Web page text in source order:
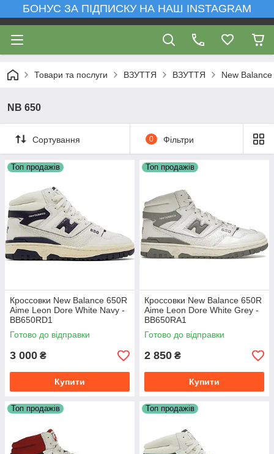
БОНУС ЗА ПІДПИСКУ НА НАШ INSTAGRAM
Товари та послуги ВЗУТТЯ ВЗУТТЯ New Balance
NB 650
Сортування 0 Фільтри
Топ продажів
Кроссовки New Balance 650R
Aime Leon Dore White Navy -
BB650RD1
Готово до відправки
3 000 ₴
Купити
Топ продажів
Кроссовки New Balance 650R
Aime Leon Dore White Grey -
BB650RA1
Готово до відправки
2 850 ₴
Купити
Топ продажів Топ продажів